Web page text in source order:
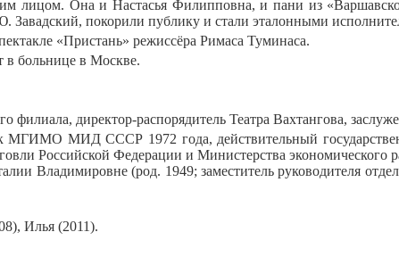
лицом. Она и Настасья Филипповна, и пани из
покорили публику и стали эталонными
«Пристань» режиссёра Римаса Туминаса.
в больнице в Москве.
директор-распорядитель Театра Вахтангова,
МГИМО МИД СССР 1972 года, действительный
Российской Федерации и Министерства
Владимировне (род. 1949; заместитель руководителя
Илья (2011).